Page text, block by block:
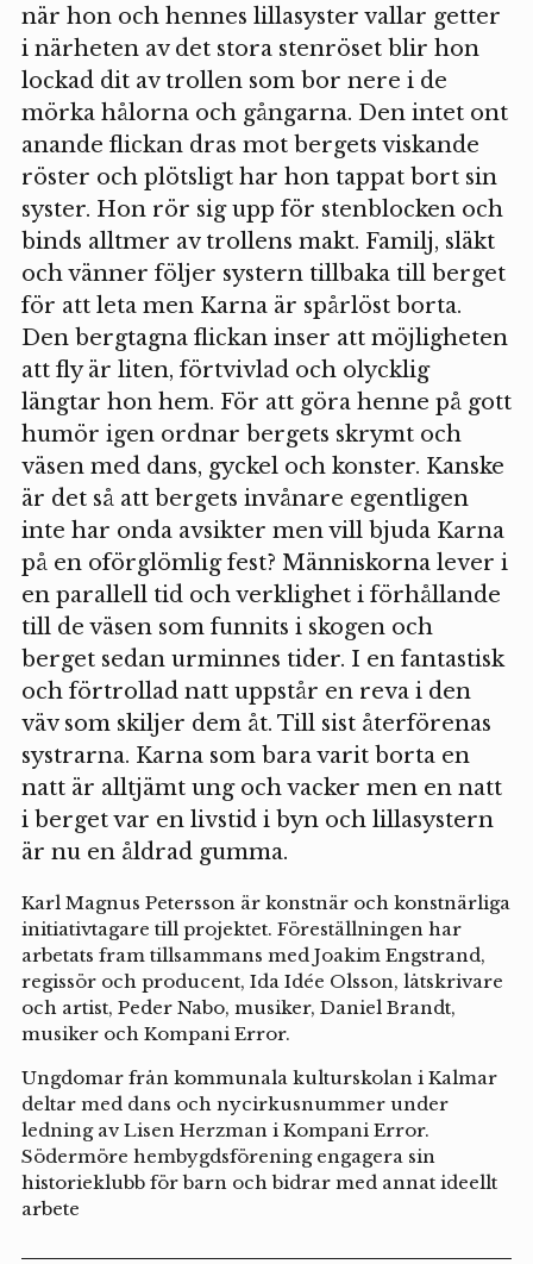
när hon och hennes lillasyster vallar getter
i närheten av det stora stenröset blir hon
lockad dit av trollen som bor nere i de
mörka hålorna och gångarna. Den intet ont
anande flickan dras mot bergets viskande
röster och plötsligt har hon tappat bort sin
syster. Hon rör sig upp för stenblocken och
binds alltmer av trollens makt. Familj, släkt
och vänner följer systern tillbaka till berget
för att leta men Karna är spårlöst borta.
Den bergtagna flickan inser att möjligheten
att fly är liten, förtvivlad och olycklig
längtar hon hem. För att göra henne på gott
humör igen ordnar bergets skrymt och
väsen med dans, gyckel och konster. Kanske
är det så att bergets invånare egentligen
inte har onda avsikter men vill bjuda Karna
på en oförglömlig fest? Människorna lever i
en parallell tid och verklighet i förhållande
till de väsen som funnits i skogen och
berget sedan urminnes tider. I en fantastisk
och förtrollad natt uppstår en reva i den
väv som skiljer dem åt. Till sist återförenas
systrarna. Karna som bara varit borta en
natt är alltjämt ung och vacker men en natt
i berget var en livstid i byn och lillasystern
är nu en åldrad gumma.
Karl Magnus Petersson är konstnär och konstnärliga
initiativtagare till projektet. Föreställningen har
arbetats fram tillsammans med Joakim Engstrand,
regissör och producent, Ida Idée Olsson, låtskrivare
och artist, Peder Nabo, musiker, Daniel Brandt,
musiker och Kompani Error.
Ungdomar från kommunala kulturskolan i Kalmar
deltar med dans och nycirkusnummer under
ledning av Lisen Herzman i Kompani Error.
Södermöre hembygdsförening engagera sin
historieklubb för barn och bidrar med annat ideellt
arbete